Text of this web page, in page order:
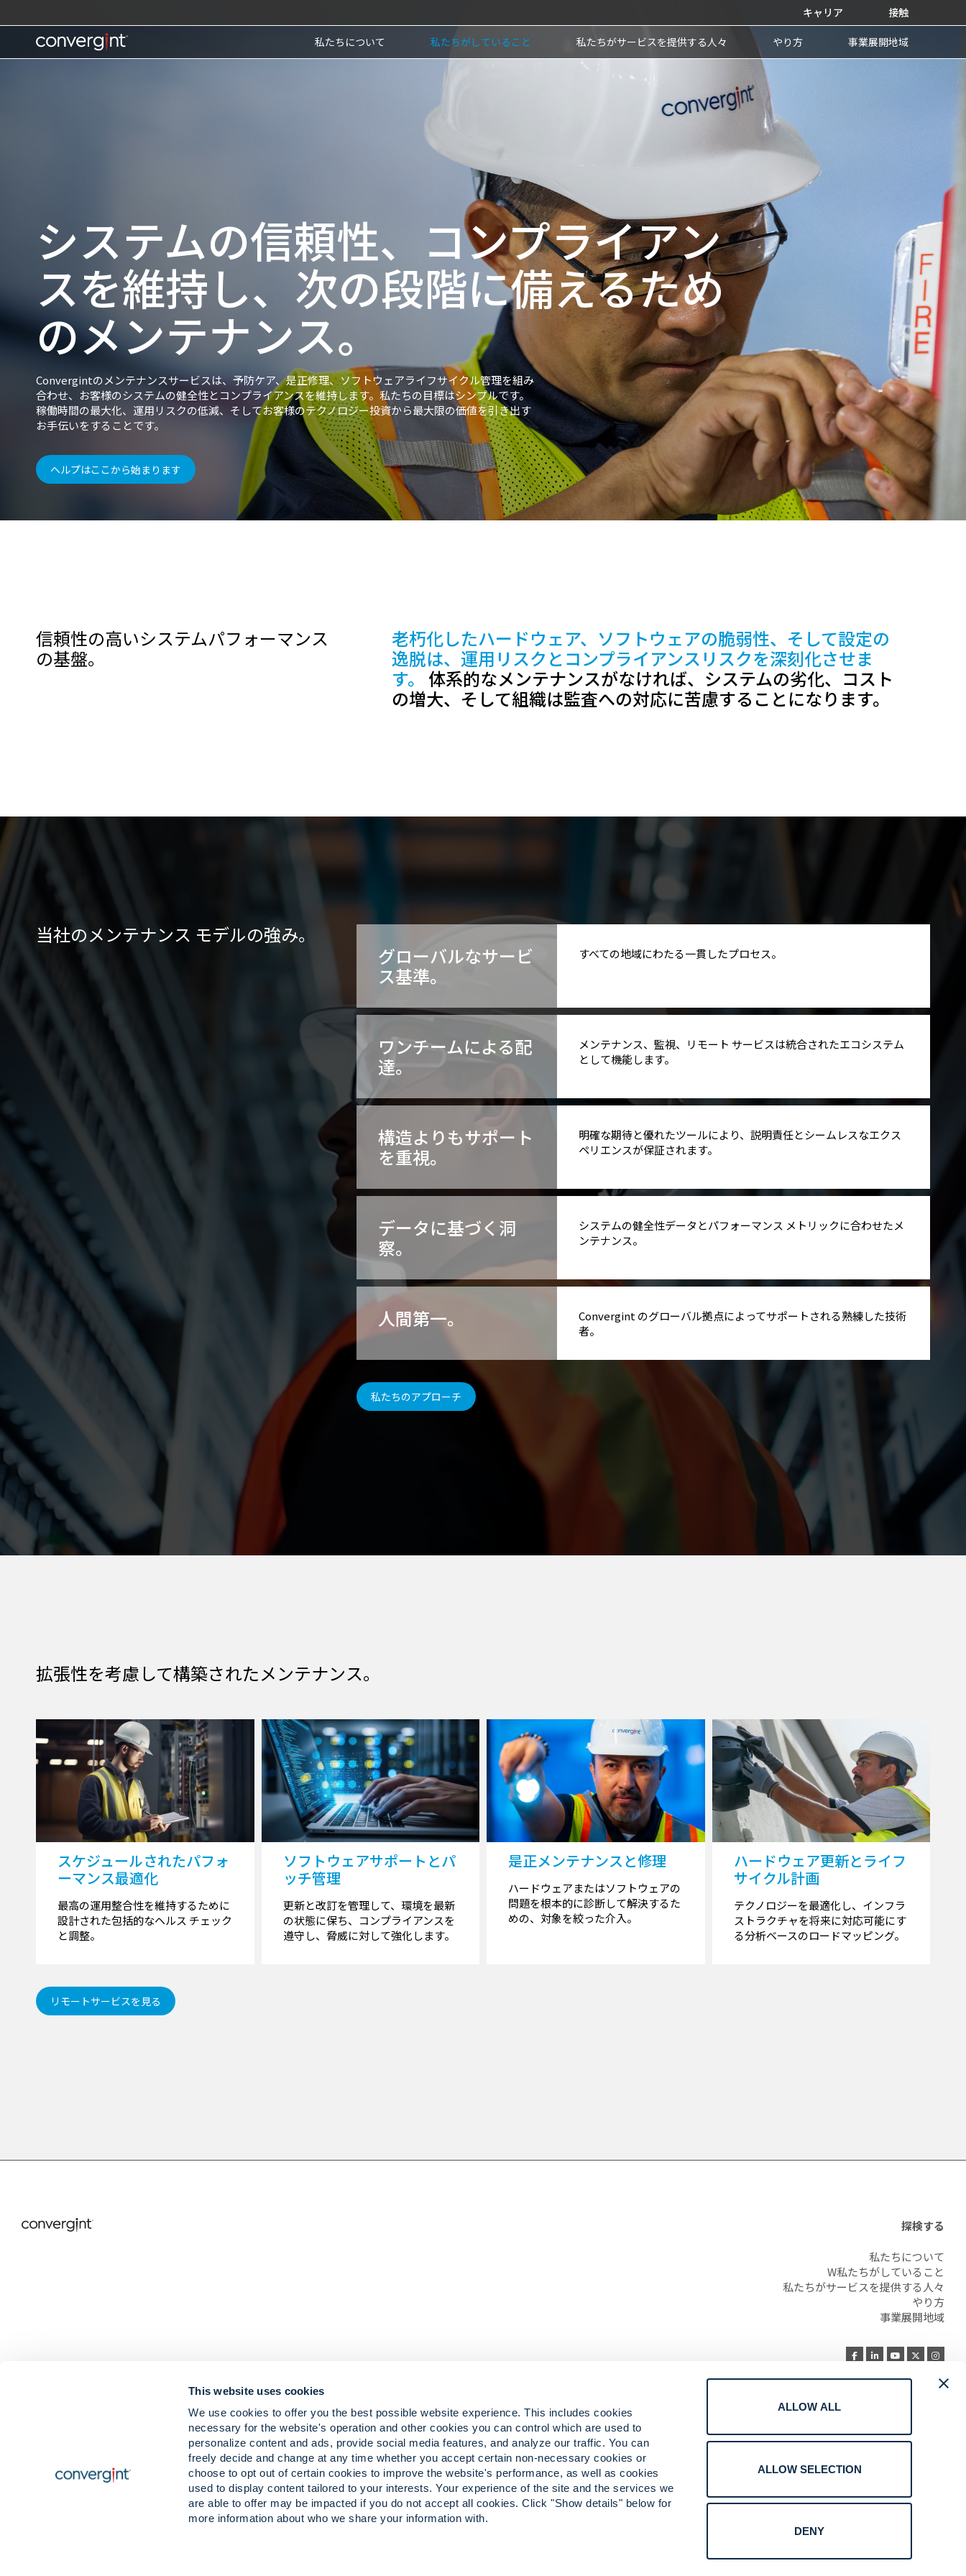
This website uses cookies
We use cookies to offer you the best possible website experience. This includes cookies
necessary for the website's operation and other cookies you can control which are used to
personalize content and ads, provide social media features, and analyze our traffic. You can
freely decide and change at any time whether you accept certain non-necessary cookies or
choose to opt out of certain cookies to improve the website's performance, as well as cookies
used to display content tailored to your interests. Your experience of the site and the services we
are able to offer may be impacted if you do not accept all cookies. Click "Show details" below for
more information about who we share your information with.
ALLOW ALL
ALLOW SELECTION
DENY
to
キャリア 接触
Home 私たちについて 私たちがしていること 私たちがサービスを提供する人々 やり方 事業展開地域
システムの信頼性、コンプライアン
スを維持し、次の段階に備えるため
のメンテナンス。
Convergintのメンテナンスサービスは、予防ケア、是正修理、ソフトウェアライフサイクル管理を組み
合わせ、お客様のシステムの健全性とコンプライアンスを維持します。私たちの目標はシンプルです。
稼働時間の最大化、運用リスクの低減、そしてお客様のテクノロジー投資から最大限の価値を引き出す
お手伝いをすることです。
ヘルプはここから始まります
信頼性の高いシステムパフォーマンス
の基盤。
老朽化したハードウェア、ソフトウェアの脆弱性、そして設定の
逸脱は、運用リスクとコンプライアンスリスクを深刻化させま
す。 体系的なメンテナンスがなければ、システムの劣化、コスト
の増大、そして組織は監査への対応に苦慮することになります。
当社のメンテナンス モデルの強み。
グローバルなサービ
ス基準。
すべての地域にわたる一貫したプロセス。
ワンチームによる配
達。
メンテナンス、監視、リモート サービスは統合されたエコシステム
として機能します。
構造よりもサポート
を重視。
明確な期待と優れたツールにより、説明責任とシームレスなエクス
ペリエンスが保証されます。
データに基づく洞
察。
システムの健全性データとパフォーマンス メトリックに合わせたメ
ンテナンス。
人間第一。
Convergint のグローバル拠点によってサポートされる熟練した技術
者。
私たちのアプローチ
拡張性を考慮して構築されたメンテナンス。
スケジュールされたパフォ
ーマンス最適化
最高の運用整合性を維持するために
設計された包括的なヘルス チェック
と調整。
ソフトウェアサポートとパ
ッチ管理
更新と改訂を管理して、環境を最新
の状態に保ち、コンプライアンスを
遵守し、脅威に対して強化します。
是正メンテナンスと修理
ハードウェアまたはソフトウェアの
問題を根本的に診断して解決するた
めの、対象を絞った介入。
ハードウェア更新とライフ
サイクル計画
テクノロジーを最適化し、インフラ
ストラクチャを将来に対応可能にす
る分析ベースのロードマッピング。
リモートサービスを見る
探検する
私たちについて
W私たちがしていること
私たちがサービスを提供する人々
やり方
事業展開地域
ニュースと洞察
価値観と信念
iCare顧客ポータル
請求書を支払う
プライバシー
オンラインレポート
コンプライアンス
私の個人情報を販売または共有しないでくださ
い